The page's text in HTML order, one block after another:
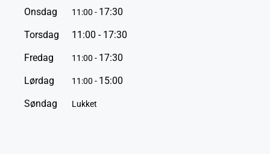
Onsdag
11:00 - 17:30
Torsdag
11:00 - 17:30
Fredag
11:00 - 17:30
Lørdag
11:00 - 15:00
Søndag
Lukket